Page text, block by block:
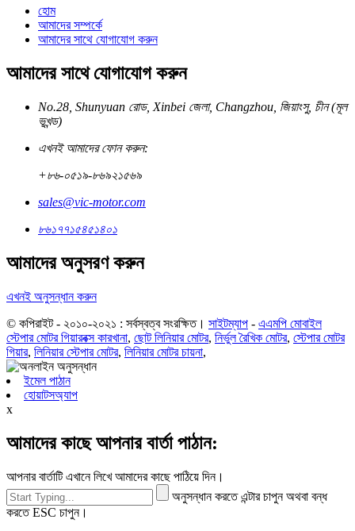
হোম
আমাদের সম্পর্কে
আমাদের সাথে যোগাযোগ করুন
আমাদের সাথে যোগাযোগ করুন
No.28, Shunyuan রোড, Xinbei জেলা, Changzhou, জিয়াংসু, চীন (মূল
ভূখন্ড)
এখনই আমাদের ফোন করুন:
+৮৬-০৫১৯-৮৬৯২১৫৬৯
sales@vic-motor.com
৮৬১৭৭১৫৪৫১৪০১
আমাদের অনুসরণ করুন
এখনই অনুসন্ধান করুন
© কপিরাইট - ২০১০-২০২১ : সর্বস্বত্ব সংরক্ষিত। সাইটম্যাপ - এএমপি মোবাইল
স্টেপার মোটর গিয়ারবক্স কারখানা, ছোট লিনিয়ার মোটর, নির্ভুল রৈখিক মোটর, স্টেপার মোটর
গিয়ার, লিনিয়ার স্টেপার মোটর, লিনিয়ার মোটর চায়না,
ইমেল পাঠান
হোয়াটসঅ্যাপ
x
আমাদের কাছে আপনার বার্তা পাঠান:
আপনার বার্তাটি এখানে লিখে আমাদের কাছে পাঠিয়ে দিন।
অনুসন্ধান করতে এন্টার চাপুন অথবা বন্ধ
করতে ESC চাপুন।